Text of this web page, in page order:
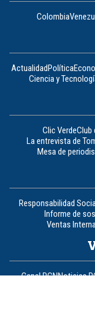
Colombia
ActualidadPolítica
Ciencia y
Clic VerdeClub
La entrevista de
Mesa de
Responsabilidad
Informe de
Ventas
Canal RCNNoticias
Un